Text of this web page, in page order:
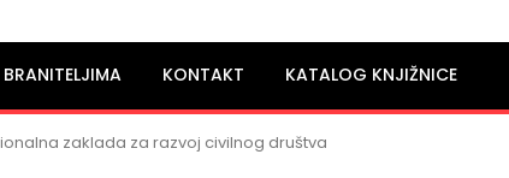
KONTAKT KATALOG KNJIŽNICE
zaklada za razvoj civilnog društva